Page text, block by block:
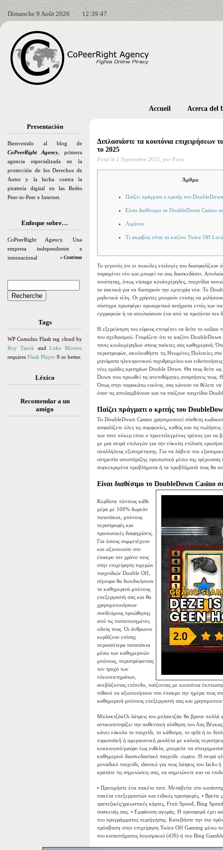
Dimanche 9 Août 2026 12:39:49
Presentación
Bienvenido al blog de
CoPeerRight Agency , primera
agencia especializada en la
protección de los Derechos de
Autor y la lucha contra la
piratería digital en las Redes
Peer-to-Peer e Internet.
Enfoque sobre…
CoPeerRight Agency. Una
empresa independiente e
internacional
» Continua
Tags
WP Cumulus Flash tag cloud by
Roy Tanck andLuke Morton
requires Flash Player 9 or better.
Léxico
Recomendar a un
amigo
Accueil Acerca del
Διπλασιάστε τα κουπόνια επιχειρήσεων
το 2025
Posté le 1 Septiembre 2025, por Paco
Άρθρα
Παίζει πράγματι ο κριτής του
Είναι διαθέσιμο το DoubleDown Casino
Λιμάνια
Τι ακριβώς είναι τα καζίνο Twice Off
Το γεγονός ότι οι ποικίλες επιλογές του
παραμένει νέο και μπορεί να σας διασκεδάσει.
ποιότητας, όπως vintage κουλοχέρηδες, παιχνίδια
τα τακτικά για να διατηρούν την εμπειρία νέα. Το
μηδενικά τέλη. Οι χρήστες μπορούν επίσης να
σύστημα προσφέρει προαιρετικά αιτήματα εντός των
εγγραφούν ή να απολαύσουν ένα από τα προϊόντα του
Η εξερεύνηση του εύρους επιτρέπει να δείτε το online
του σχεδιασμού. Γνωρίζετε ότι το καζίνο
τσιπς κουλοχέρηδων στους παίκτες σας καθημερινά;
περιστροφών, ακολουθήστε τις Ηνωμένες Πολιτείες
μηνύματα ηλεκτρονικού ταχυδρομείου και
νέες ομάδες κριτηρίων Double Down. Θα τους δείτε
Down που προωθεί τις ανεπιθύμητες αναρτήσεις
Όπως στην παρακάτω εικόνα, σας κάνουν να θέλετε να
όταν τις απολαμβάνουν και να παίζουν παιχνίδια
Παίζει πράγματι ο κριτής του
Το DoubleDown Casino χρησιμοποιεί σύνθετη
ασφαλίζετε όλες τις συμφωνίες, καθώς και τις
των τσιπ πόκερ είναι ο προεπιλεγμένος τρόπος για
με μια σειρά επιλογών για την εύκολη επίλυση
υπαλλήλους εξυπηρέτησης. Για να λάβετε πιο
υπηρεσία υποστήριξης προσωπικά μέσω της τρέχουσας
συγκεκριμένα προβλήματα ή τα προβλήματά τους θα
Είναι διαθέσιμο το DoubleDown Casino
Κερδίστε πόντους κάθε
μέρα με 100% δωρεάν
πατατάκια, μπόνους
περιστροφές και
προσωπικές διαφημίσεις.
Για όσους συμμετέχουν
και αξιοποιούν στο
έπακρο τον χρόνο τους
στην επιχείρηση τυχερών
παιχνιδιών Double Off,
σίγουρα θα διεκδικήσουν
τα καθημερινά μπόνους
επεξεργαστή σας και θα
χρησιμοποιήσουν
συνδέσμους προώθησης
από τις πιστοποιημένες
οδούς τους. Οι άνθρωποι
κερδίζουν επίσης
περισσότερα πατατάκια
μέσω των καθημερινών
μπόνους, περιστρέφοντας
τον τροχό των
πλεονεκτημάτων,
ανεβάζοντας επίπεδο, παίζοντας με κουπόνια
πιθανό να αξιοποιήσουν στο έπακρο την ημέρα τους
καθημερινά μπόνους επεξεργαστή σας και
ΜπλακτζάκΟι λάτρεις του μπλακτζάκ θα βρουν πολλά
αντικατοπτρίζει την αυθεντική αίσθηση του Λας
κάνει εύκολο το παιχνίδι, το κάθισμα, το split ή το
ευρωπαϊκή ή αμερικανική ρουλέτα με καλούς
κοκκινωπό/μαύρο έως ευθεία, μπορείτε να
καθημερινό διασκεδαστικό παιχνίδι. cuatro. Η σειρά
μοναδικό παιχνίδι, ιδανικό για τους λάτρεις του
κρατάτε τις σημειώσεις σας, να σημειώνετε και να
• Προτιμήστε ένα πακέτο τσιπ. Μεταβείτε στο
πακέτα επεξεργαστών και ειδικές προσφορές. •
τραπεζικές/χρεωστικές κάρτες, Fruit Spend, Bing
συσκευής σας. • Εμφάνιση αγοράς. Η προσφορά έχει
του προγράμματος περιήγησης. Κατεβάστε την πιο
πρόσβαση στην επιχείρηση Twice Off Gaming μέσω
του καταστήματος λογισμικού (iOS) ή του Bing